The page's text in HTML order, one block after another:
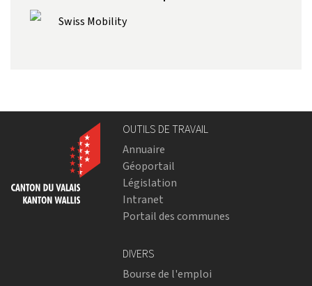
Swiss Mobility
OUTILS DE TRAVAIL
Annuaire
Géoportail
Législation
Intranet
Portail des communes
DIVERS
Bourse de l'emploi